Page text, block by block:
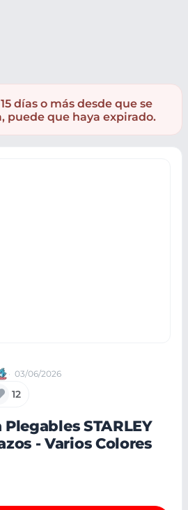
días o más desde que se
puede que haya expirado.
03/06/2026
12
STARLEY
- Varios Colores